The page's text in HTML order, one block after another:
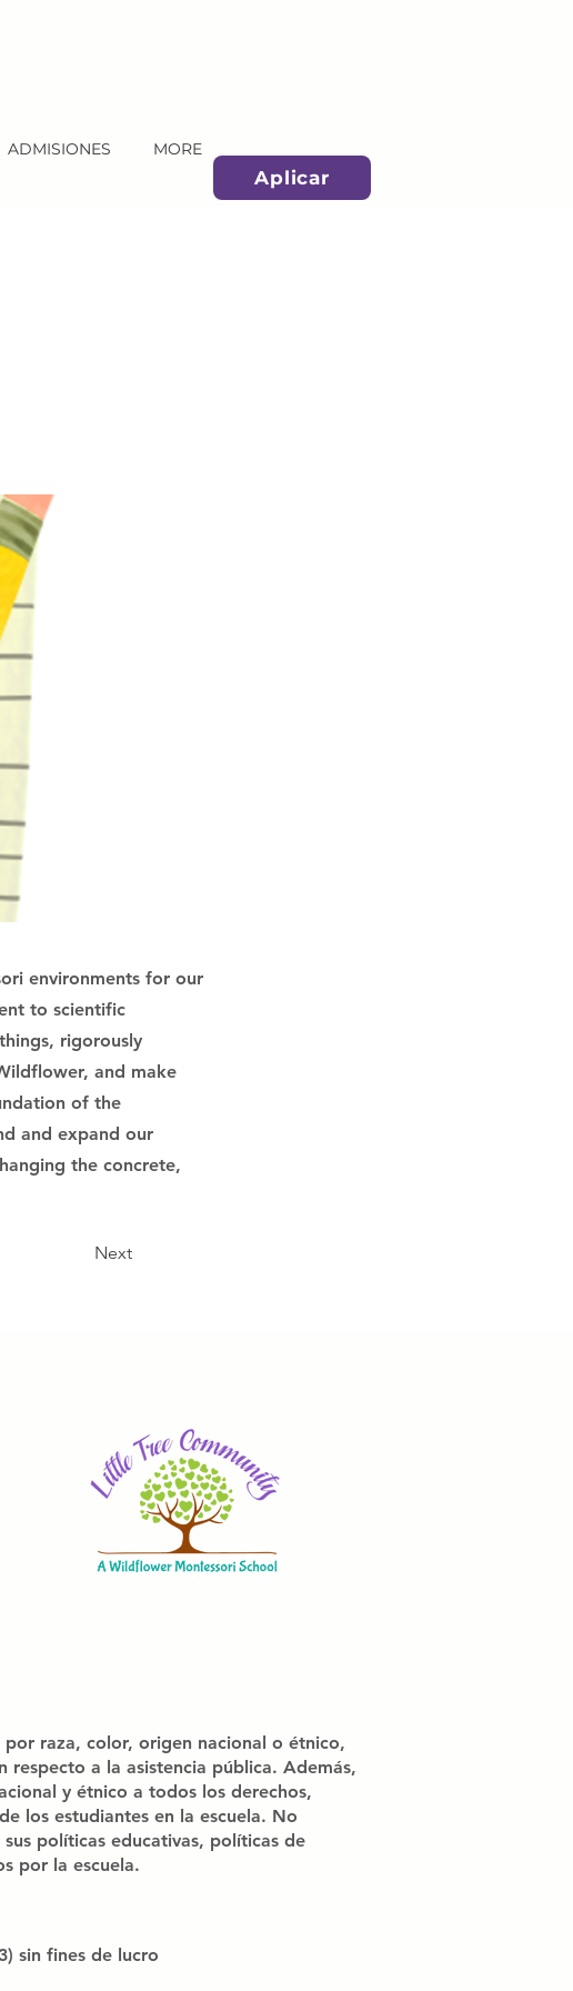
ADMISIONES MORE
Aplicar
environments for our
to scientific
rigorously
and make
of the
and expand our
the concrete,
Next
por raza, color, origen nacional o étnico,
a la asistencia pública. Además,
y étnico a todos los derechos,
los estudiantes en la escuela. No
políticas educativas, políticas de
por la escuela.
sin fines de lucro